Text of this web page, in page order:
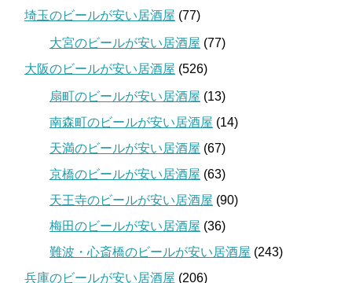
埼玉のビールが安い居酒屋 (77)
大宮のビールが安い居酒屋 (77)
大阪のビールが安い居酒屋 (526)
扇町のビールが安い居酒屋 (13)
南森町のビールが安い居酒屋 (14)
天満のビールが安い居酒屋 (67)
京橋のビールが安い居酒屋 (63)
天王寺のビールが安い居酒屋 (90)
梅田のビールが安い居酒屋 (36)
難波・心斎橋のビールが安い居酒屋 (243)
兵庫のビールが安い居酒屋 (206)